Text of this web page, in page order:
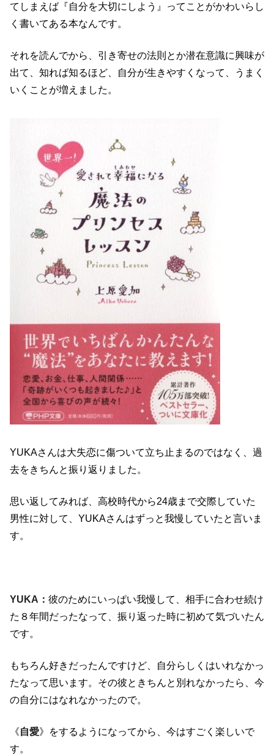
てしまえば『自分を大切にしよう』ってことがかわいらし
く書いてある本なんです。
それを読んでから、引き寄せの法則とか潜在意識に興味が
出て、知れば知るほど、自分が生きやすくなって、うまく
いくことが増えました。
YUKAさんは大失恋に傷ついて立ち止まるのではなく、過
去をきちんと振り返りました。
思い返してみれば、高校時代から24歳まで交際していた
男性に対して、YUKAさんはずっと我慢していたと言いま
す。
YUKA： 彼のためにいっぱい我慢して、相手に合わせ続け
た８年間だったなって、振り返った時に初めて気づいたん
です。
もちろん好きだったんですけど、自分らしくはいれなかっ
たなって思います。その彼ときちんと別れなかったら、今
の自分にはなれなかったので。
《自愛》をするようになってから、今はすごく楽しいで
す。